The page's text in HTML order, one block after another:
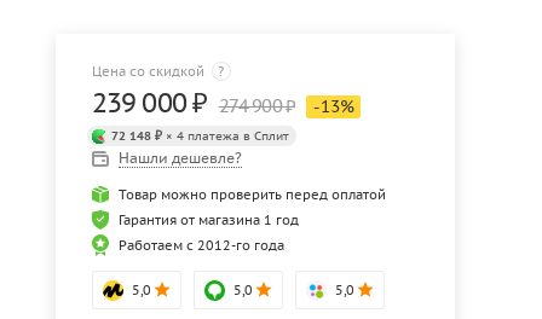
Цена со скидкой ?
239 000₽ 274 900₽ -13%
72 148 ₽ × 4 платежа в Сплит
Нашли дешевле?
Товар можно проверить перед оплатой
Гарантия от магазина 1 год
Работаем с 2012-го года
5,0 5,0 5,0